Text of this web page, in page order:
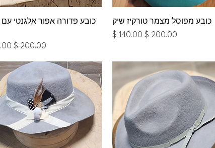
תצוגה מהירה
כובע מפוסל מצמר טורקיז שיק
מחיר רגיל‏200.00 ‏$ מחיר מבצע
תצוגה מהירה
כובע פדורה אפור אלגנטי עם
מחיר רגיל